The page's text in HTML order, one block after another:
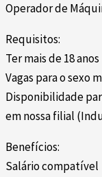
Operador de
Requisitos:
Ter mais de 18 anos
Vagas para o sexo
Disponibilidade
em nossa filial
Benefícios:
Salário compatível